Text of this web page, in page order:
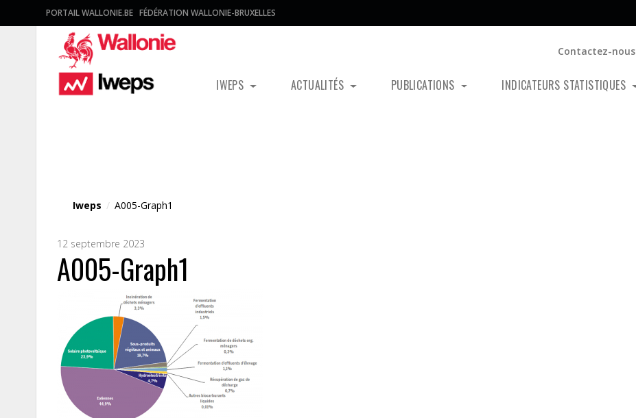
PORTAIL WALLONIE.BE FÉDÉRATION WALLONIE-BRUXELLES
Contactez-nous
IWEPS ACTUALITÉS PUBLICATIONS INDICATEURS STATISTIQUES
Iweps / A005-Graph1
12 septembre 2023
A005-Graph1